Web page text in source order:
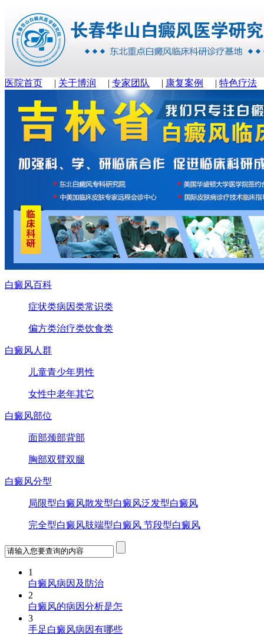
医院首页 | 关于博润 | 专家团队 | 康复案例 | 特色疗法
白癜风百科
症状类病因类常识类
偏方类治疗类饮食类
白癜风人群
儿童青少年男性
女性中老年其它
白癜风部位
面部颈部背部
胸部双臂双腿
白癜风分型
局限型白癜风散发型白癜风泛发型白癜风
完全型白癜风肢端型白癜风 节段型白癜风
1
白癜风病因及防治
2
白癜风的病因分析是怎
3
手足白癜风病因有哪些